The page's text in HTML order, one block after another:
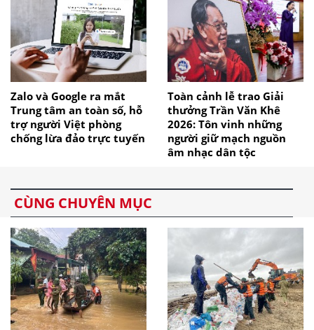
Zalo và Google ra mắt
Trung tâm an toàn số, hỗ
trợ người Việt phòng
chống lừa đảo trực tuyến
Toàn cảnh lễ trao Giải
thưởng Trần Văn Khê
2026: Tôn vinh những
người giữ mạch nguồn
âm nhạc dân tộc
CÙNG CHUYÊN MỤC